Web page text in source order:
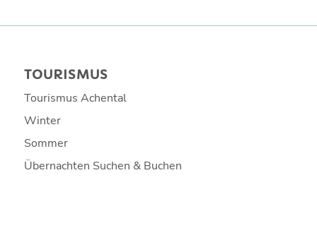
TOURISMUS
Tourismus Achental
Winter
Sommer
Übernachten Suchen & Buchen